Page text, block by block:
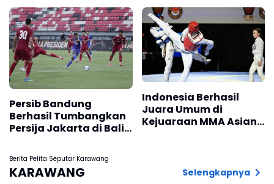
Persib Bandung
Berhasil Tumbangkan
Persija Jakarta di Bali,
Indonesia Berhasil
Juara Umum di
Kejuaraan MMA Asian
Berita Pelita Seputar Karawang
KARAWANG Selengkapnya